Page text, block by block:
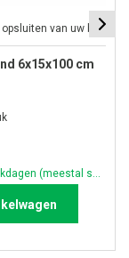
Voor het opsluiten van uw bestrating
6x15x100 cm